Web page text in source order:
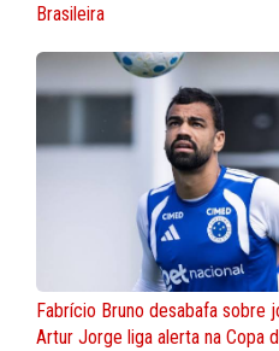
Brasileira
Fabrício Bruno desabafa sobre
Artur Jorge liga alerta na Copa